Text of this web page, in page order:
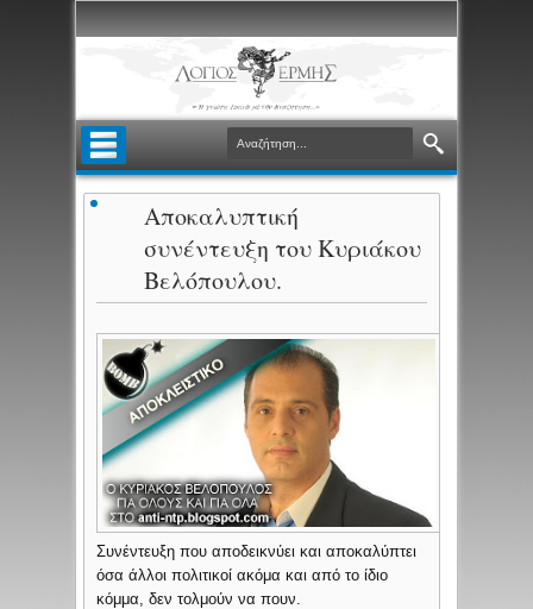
Αποκαλυπτική
συνέντευξη του Κυριάκου
Βελόπουλου.
Συνέντευξη που αποδεικνύει και αποκαλύπτει
όσα άλλοι πολιτικοί ακόμα και από το ίδιο
κόμμα, δεν τολμούν να πουν.